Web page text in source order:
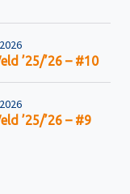
’25/’26 – #10
’25/’26 – #9